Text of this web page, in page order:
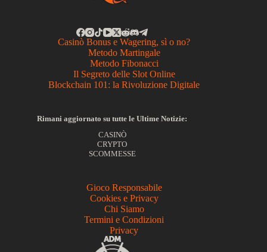
Casinò Bonus e Wagering, sì o no?
Metodo Martingale
Metodo Fibonacci
Il Segreto delle Slot Online
Blockchain 101: la Rivoluzione Digitale
Rimani aggiornato su tutte le Ultime Notizie:
CASINÒ
CRYPTO
SCOMMESSE
Gioco Responsabile
Cookies e Privacy
Chi Siamo
Termini e Condizioni
Privacy